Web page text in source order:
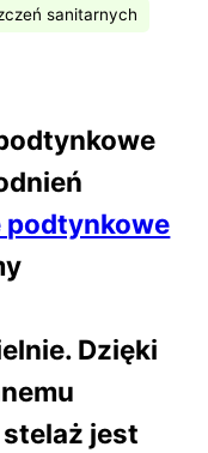
sanitarnych
podtynkowe
Dzięki
jest